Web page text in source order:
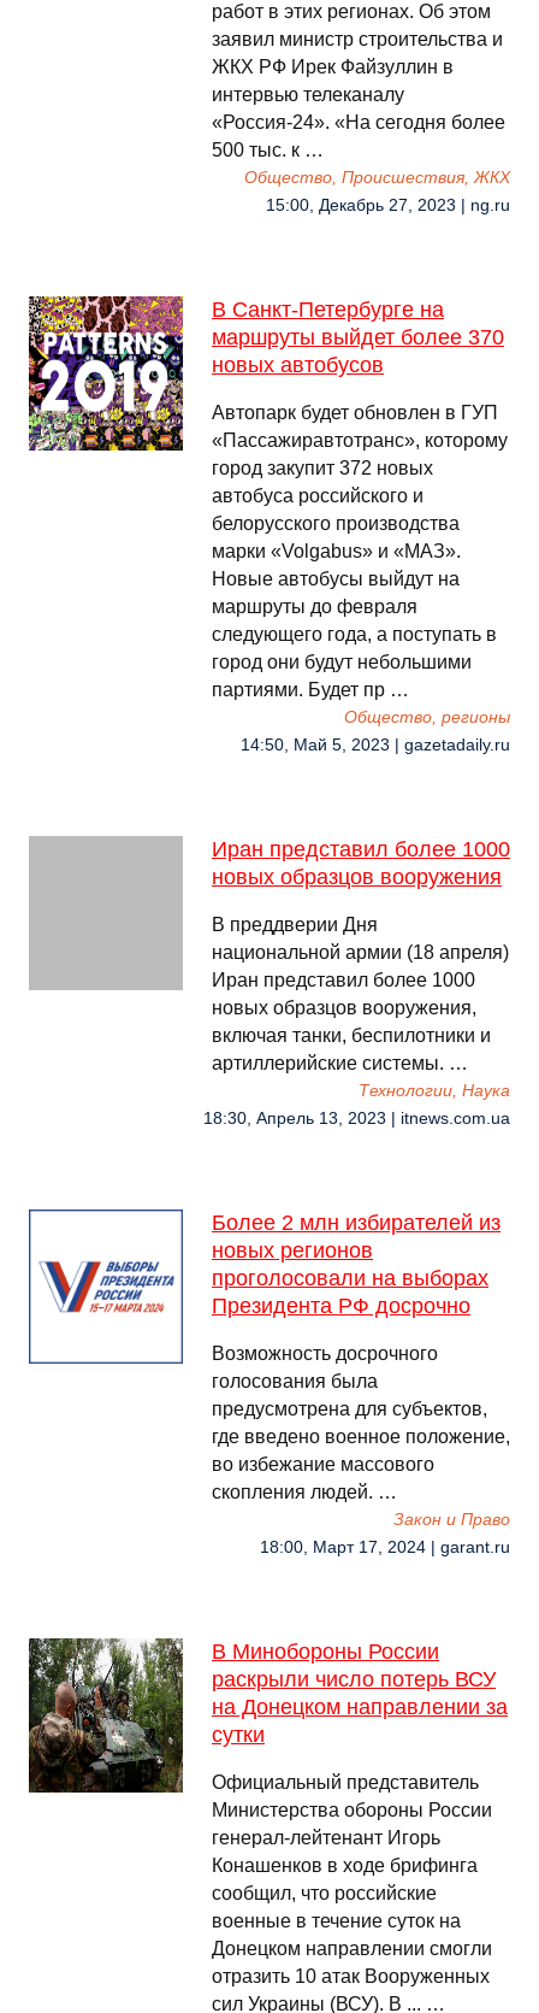
работ в этих регионах. Об этом
заявил министр строительства и
ЖКХ РФ Ирек Файзуллин в
интервью телеканалу
«Россия-24». «На сегодня более
500 тыс. к …
Общество, Происшествия, ЖКХ
15:00, Декабрь 27, 2023 | ng.ru
В Санкт-Петербурге на
маршруты выйдет более 370
новых автобусов
Автопарк будет обновлен в ГУП
«Пассажиравтотранс», которому
город закупит 372 новых
автобуса российского и
белорусского производства
марки «Volgabus» и «МАЗ».
Новые автобусы выйдут на
маршруты до февраля
следующего года, а поступать в
город они будут небольшими
партиями. Будет пр …
Общество, регионы
14:50, Май 5, 2023 | gazetadaily.ru
Иран представил более 1000
новых образцов вооружения
В преддверии Дня
национальной армии (18 апреля)
Иран представил более 1000
новых образцов вооружения,
включая танки, беспилотники и
артиллерийские системы. …
Технологии, Наука
18:30, Апрель 13, 2023 | itnews.com.ua
Более 2 млн избирателей из
новых регионов
проголосовали на выборах
Президента РФ досрочно
Возможность досрочного
голосования была
предусмотрена для субъектов,
где введено военное положение,
во избежание массового
скопления людей. …
Закон и Право
18:00, Март 17, 2024 | garant.ru
В Минобороны России
раскрыли число потерь ВСУ
на Донецком направлении за
сутки
Официальный представитель
Министерства обороны России
генерал-лейтенант Игорь
Конашенков в ходе брифинга
сообщил, что российские
военные в течение суток на
Донецком направлении смогли
отразить 10 атак Вооруженных
сил Украины (ВСУ). В ... …